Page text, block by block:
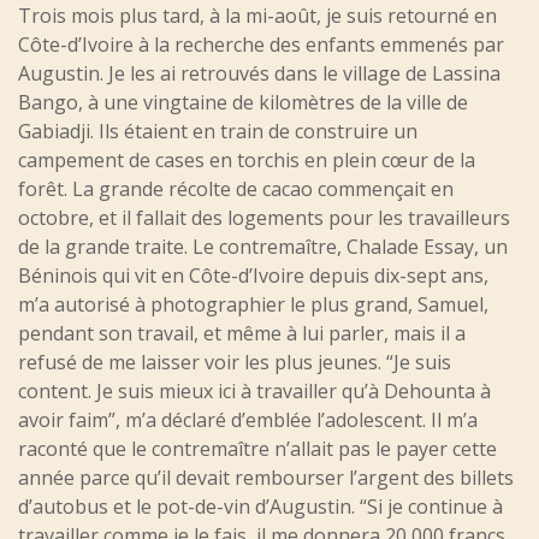
Trois mois plus tard, à la mi-août, je suis retourné en
Côte-d’Ivoire à la recherche des enfants emmenés par
Augustin. Je les ai retrouvés dans le village de Lassina
Bango, à une vingtaine de kilomètres de la ville de
Gabiadji. Ils étaient en train de construire un
campement de cases en torchis en plein cœur de la
forêt. La grande récolte de cacao commençait en
octobre, et il fallait des logements pour les travailleurs
de la grande traite. Le contremaître, Chalade Essay, un
Béninois qui vit en Côte-d’Ivoire depuis dix-sept ans,
m’a autorisé à photographier le plus grand, Samuel,
pendant son travail, et même à lui parler, mais il a
refusé de me laisser voir les plus jeunes. “Je suis
content. Je suis mieux ici à travailler qu’à Dehounta à
avoir faim”, m’a déclaré d’emblée l’adolescent. Il m’a
raconté que le contremaître n’allait pas le payer cette
année parce qu’il devait rembourser l’argent des billets
d’autobus et le pot-de-vin d’Augustin. “Si je continue à